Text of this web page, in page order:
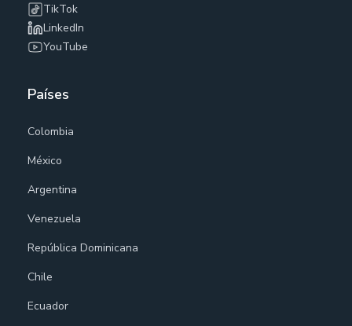
TikTok
LinkedIn
YouTube
Países
Colombia
México
Argentina
Venezuela
República Dominicana
Chile
Ecuador